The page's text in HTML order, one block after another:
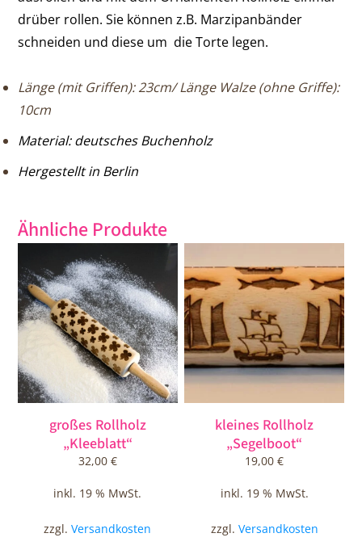
drüber rollen. Sie können z.B. Marzipanbänder
schneiden und diese um die Torte legen.
Länge (mit Griffen): 23cm/ Länge Walze (ohne Griffe):
10cm
Material: deutsches Buchenholz
Hergestellt in Berlin
Ähnliche Produkte
großes Rollholz
„Kleeblatt“
32,00 €
inkl. 19 % MwSt.
zzgl.Versandkosten
kleines Rollholz
„Segelboot“
19,00€
inkl. 19 % MwSt.
zzgl. Versandkosten